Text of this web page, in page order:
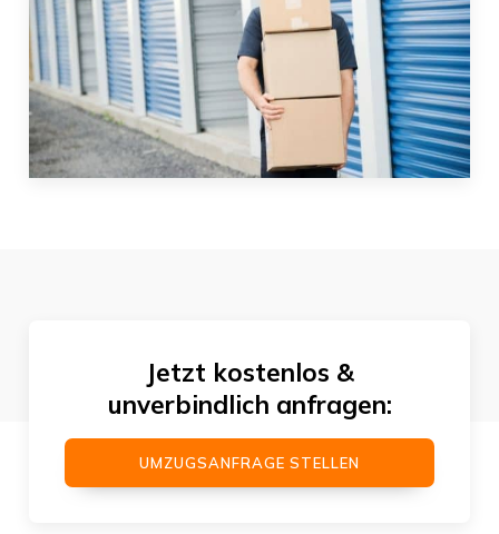
Jetzt kostenlos &
unverbindlich anfragen:
UMZUGSANFRAGE STELLEN